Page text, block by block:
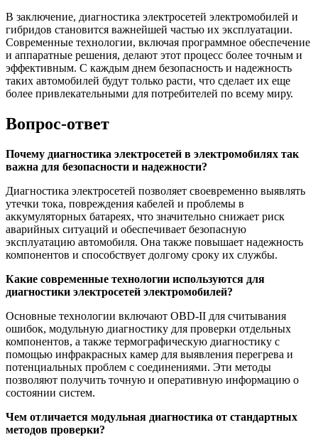
В заключение, диагностика электросетей электромобилей и
гибридов становится важнейшей частью их эксплуатации.
Современные технологии, включая программное обеспечение
и аппаратные решения, делают этот процесс более точным и
эффективным. С каждым днем безопасность и надежность
таких автомобилей будут только расти, что сделает их еще
более привлекательными для потребителей по всему миру.
Вопрос-ответ
Почему диагностика электросетей в электромобилях так
важна для безопасности и надежности?
Диагностика электросетей позволяет своевременно выявлять
утечки тока, повреждения кабелей и проблемы в
аккумуляторных батареях, что значительно снижает риск
аварийных ситуаций и обеспечивает безопасную
эксплуатацию автомобиля. Она также повышает надежность
компонентов и способствует долгому сроку их службы.
Какие современные технологии используются для
диагностики электросетей электромобилей?
Основные технологии включают OBD-II для считывания
ошибок, модульную диагностику для проверки отдельных
компонентов, а также термографическую диагностику с
помощью инфракрасных камер для выявления перегрева и
потенциальных проблем с соединениями. Эти методы
позволяют получить точную и оперативную информацию о
состоянии систем.
Чем отличается модульная диагностика от стандартных
методов проверки?